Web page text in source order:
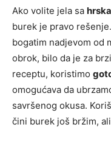
Ako volite jela sa
burek je pravo
bogatim nadjevom od
obrok, bilo da je za
receptu, koristimo
omogućava da
savršenog okusa.
čini burek još bržim,